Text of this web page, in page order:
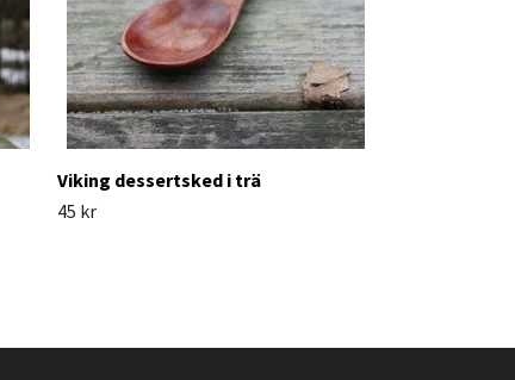
Viking dessertsked i trä
45 kr